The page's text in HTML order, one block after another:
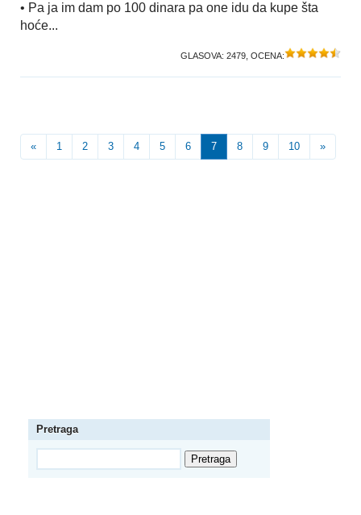
• Pa ja im dam po 100 dinara pa one idu da kupe šta
hoće...
GLASOVA: 2479 , OCENA:
« 1 2 3 4 5 6 7 8 9 10 »
Pretraga